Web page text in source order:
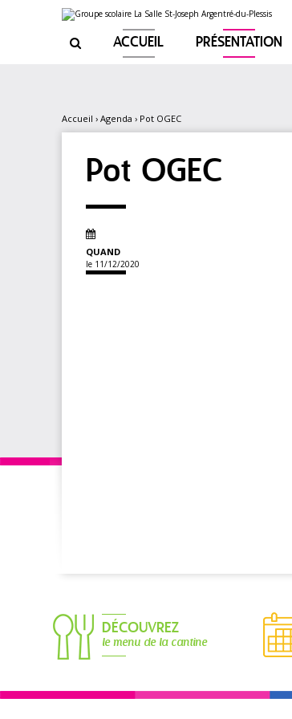
 ACCUEIL PRÉSENTATION
Accueil › Agenda › Pot OGEC
Pot OGEC
QUAND
le 11/12/2020
DÉCOUVREZ
le menu de la cantine